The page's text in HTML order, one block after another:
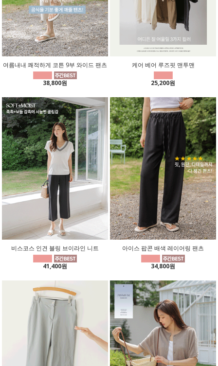
여름내내 쾌적하게 코튼 9부 와이드 팬츠
38,800원
케어 베어 루즈핏 맨투맨
25,200원
비스코스 인견 블링 브이라인 니트
41,400원
아이스 팝콘 배색 레이어링 팬츠
34,800원